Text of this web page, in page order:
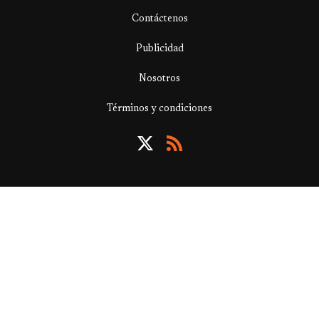
Contáctenos
Publicidad
Nosotros
Términos y condiciones